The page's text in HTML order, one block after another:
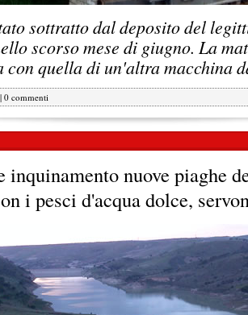
sottratto dal deposito del
scorso mese di giugno. La
con quella di un'altra macchina
0 commenti
inquinamento nuove piaghe
i pesci d'acqua dolce,